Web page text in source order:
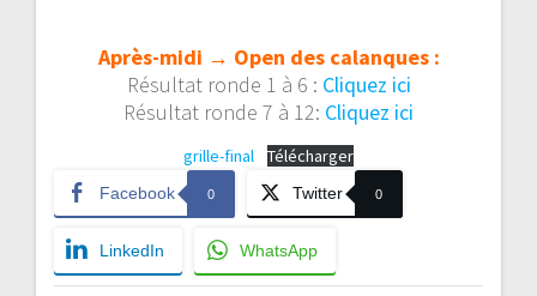
Après-midi → Open des calanques :
Résultat ronde 1 à 6 : Cliquez ici
Résultat ronde 7 à 12: Cliquez ici
grille-final Télécharger
Facebook 0 Twitter 0
LinkedIn WhatsApp